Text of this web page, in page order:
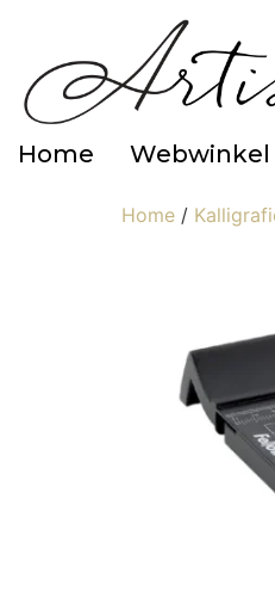
Home Webwinkel
Home /